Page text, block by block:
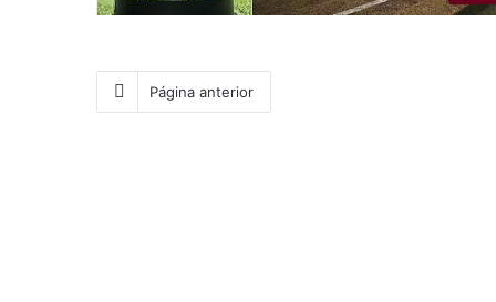
Página anterior